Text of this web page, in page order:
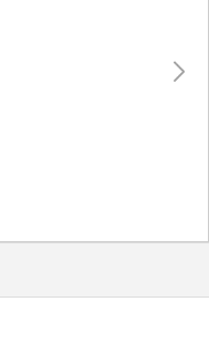
少の差異あり）